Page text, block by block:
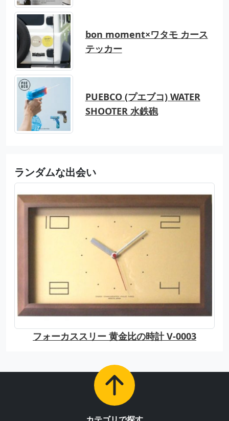
bon moment×ワタモ カース
テッカー
PUEBCO (プエブコ) WATER
SHOOTER 水鉄砲
ランダムな出会い
フォーカススリー 黄金比の時計 V-0003